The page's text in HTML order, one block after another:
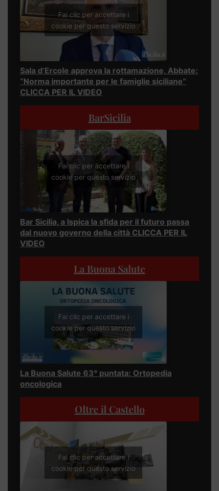
Fai clic per accettare i
cookie per questo servizio
Sala d’Ercole approva la rottamazione, Abbate:
“Norma importante per le famiglie siciliane”
CLICCA PER IL VIDEO
BarSicilia
Fai clic per accettare i
cookie per questo servizio
Bar Sicilia, a Ispica la sfida per il futuro passa
dal nuovo governo della città CLICCA PER IL
VIDEO
La Buona Salute
Fai clic per accettare i
cookie per questo servizio
La Buona Salute 63° puntata: Ortopedia
oncologica
Oltre il Castello
Fai clic per accettare i
cookie per questo servizio